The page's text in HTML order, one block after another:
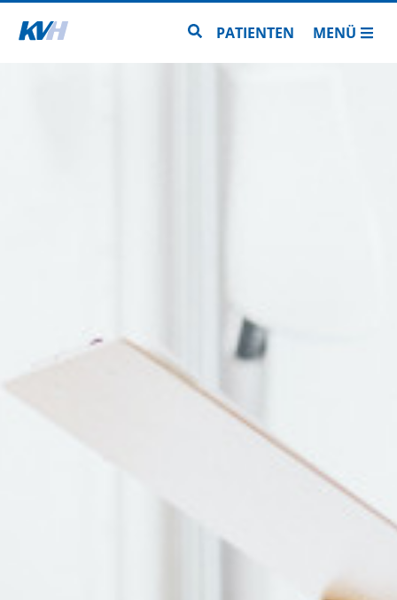
Zur Startseite Zur Seitensuche
PATIENTEN MENÜ